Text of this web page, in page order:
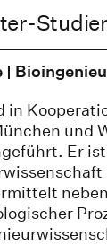
|
in
und
Er